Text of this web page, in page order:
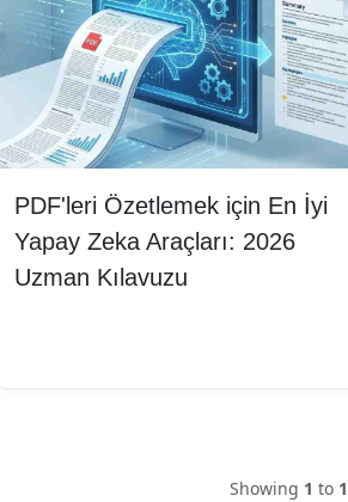
PDF'leri Özetlemek için En İyi
Yapay Zeka Araçları: 2026
Uzman Kılavuzu
Showing 1 to